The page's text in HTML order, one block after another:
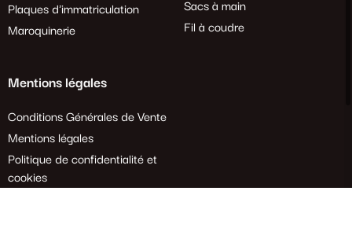
Plaques d'immatriculation
Maroquinerie
Sacs à main
Fil à coudre
Mentions légales
Conditions Générales de Vente
Mentions légales
Politique de confidentialité et
cookies